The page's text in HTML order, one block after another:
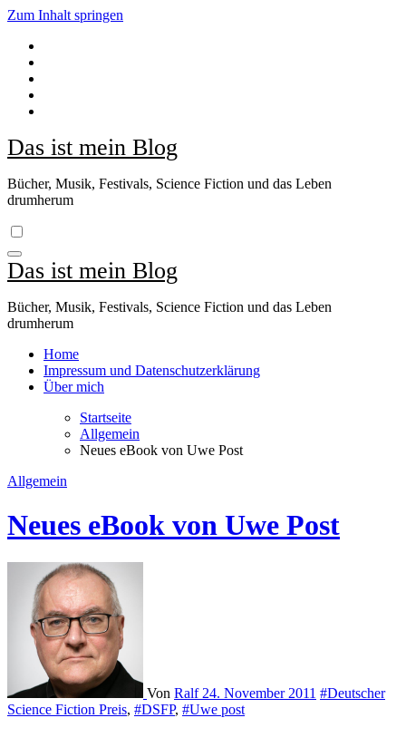
Zum Inhalt springen
Das ist mein Blog
Bücher, Musik, Festivals, Science Fiction und das Leben
drumherum
Das ist mein Blog
Bücher, Musik, Festivals, Science Fiction und das Leben
drumherum
Home
Impressum und Datenschutzerklärung
Über mich
Startseite
Allgemein
Neues eBook von Uwe Post
Allgemein
Neues eBook von Uwe Post
Von Ralf 24. November 2011 #Deutscher
Science Fiction Preis, #DSFP, #Uwe post